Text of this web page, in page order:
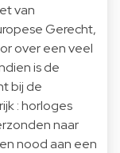
van
Gerecht,
over een veel
is de
bij de
: horloges
naar
nood aan een